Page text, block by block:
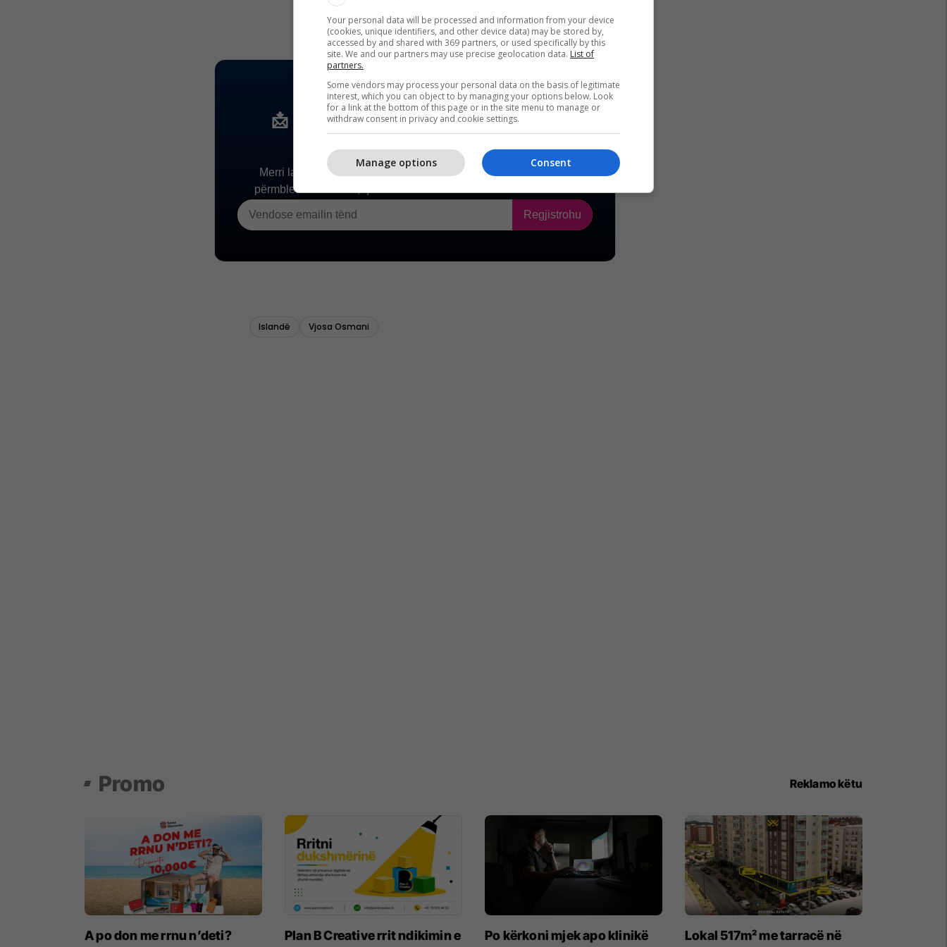
Your personal data will be processed and information from your device
(cookies, unique identifiers, and other device data) may be stored by,
accessed by and shared with 369 partners, or used specifically by this
site. We and our partners may use precise geolocation data. List of
partners.
Some vendors may process your personal data on the basis of legitimate
interest, which you can object to by managing your options below. Look
for a link at the bottom of this page or in the site menu to manage or
withdraw consent in privacy and cookie settings.
Consent
Manage options